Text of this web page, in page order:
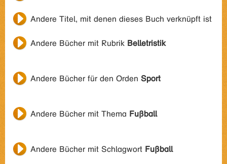
Andere Titel, mit denen dieses Buch verknüpft ist
Andere Bücher mit Rubrik Belletristik
Andere Bücher für den Orden Sport
Andere Bücher mit Thema Fußball
Andere Bücher mit Schlagwort Fußball